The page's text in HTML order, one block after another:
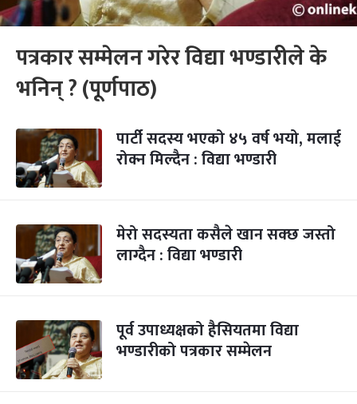
पत्रकार सम्मेलन गरेर विद्या भण्डारीले के
भनिन् ? (पूर्णपाठ)
पार्टी सदस्य भएको ४५ वर्ष भयो, मलाई
रोक्न मिल्दैन : विद्या भण्डारी
मेरो सदस्यता कसैले खान सक्छ जस्तो
लाग्दैन : विद्या भण्डारी
पूर्व उपाध्यक्षको हैसियतमा विद्या
भण्डारीको पत्रकार सम्मेलन